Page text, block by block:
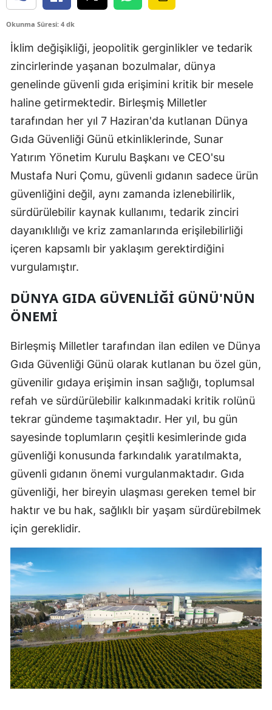
Okunma Süresi: 4 dk
İklim değişikliği, jeopolitik gerginlikler ve tedarik
zincirlerinde yaşanan bozulmalar, dünya
genelinde güvenli gıda erişimini kritik bir mesele
haline getirmektedir. Birleşmiş Milletler
tarafından her yıl 7 Haziran'da kutlanan Dünya
Gıda Güvenliği Günü etkinliklerinde, Sunar
Yatırım Yönetim Kurulu Başkanı ve CEO'su
Mustafa Nuri Çomu, güvenli gıdanın sadece ürün
güvenliğini değil, aynı zamanda izlenebilirlik,
sürdürülebilir kaynak kullanımı, tedarik zinciri
dayanıklılığı ve kriz zamanlarında erişilebilirliği
içeren kapsamlı bir yaklaşım gerektirdiğini
vurgulamıştır.
DÜNYA GIDA GÜVENLIĞI GÜNÜ'NÜN
ÖNEMI
Birleşmiş Milletler tarafından ilan edilen ve Dünya
Gıda Güvenliği Günü olarak kutlanan bu özel gün,
güvenilir gıdaya erişimin insan sağlığı, toplumsal
refah ve sürdürülebilir kalkınmadaki kritik rolünü
tekrar gündeme taşımaktadır. Her yıl, bu gün
sayesinde toplumların çeşitli kesimlerinde gıda
güvenliği konusunda farkındalık yaratılmakta,
güvenli gıdanın önemi vurgulanmaktadır. Gıda
güvenliği, her bireyin ulaşması gereken temel bir
haktır ve bu hak, sağlıklı bir yaşam sürdürebilmek
için gereklidir.